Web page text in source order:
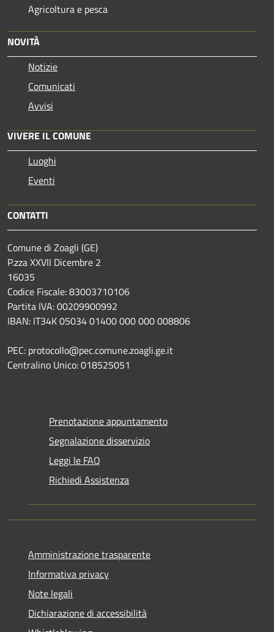
Agricoltura e pesca
NOVITÀ
Notizie
Comunicati
Avvisi
VIVERE IL COMUNE
Luoghi
Eventi
CONTATTI
Comune di Zoagli (GE)
P.zza XXVII Dicembre 2
16035
Codice Fiscale: 83003710106
Partita IVA: 00209900992
IBAN: IT34K 05034 01400 000 000 008806
PEC: protocollo@pec.comune.zoagli.ge.it
Centralino Unico: 018525051
Prenotazione appuntamento
Segnalazione disservizio
Leggi le FAQ
Richiedi Assistenza
Amministrazione trasparente
Informativa privacy
Note legali
Dichiarazione di accessibilità